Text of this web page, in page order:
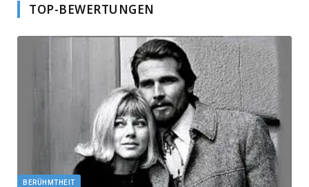
TOP-BEWERTUNGEN
BERÜHMTHEIT